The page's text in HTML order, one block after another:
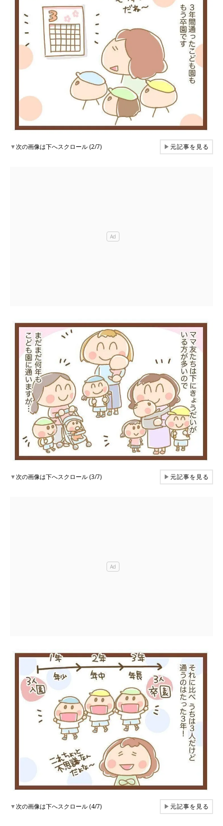
▼次の画像は下へスクロール (2/7) ▶元記事を見る
▼次の画像は下へスクロール (3/7) ▶元記事を見る
▼次の画像は下へスクロール (4/7) ▶元記事を見る